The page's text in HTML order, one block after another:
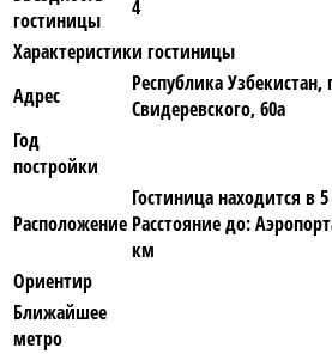
гостиницы
4
Характеристики гостиницы
Адрес
Республика
Свидеревского, 60а
Год
постройки
Расположение
Гостиница находится в
Расстояние до:
км
Ориентир
Ближайшее
метро